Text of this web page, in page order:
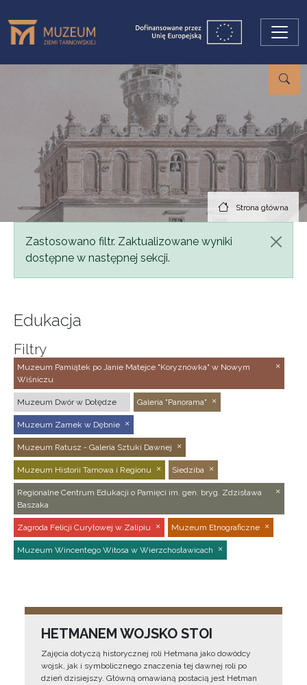
Strona główna
Komunikat
Zastosowano filtr. Zaktualizowane wyniki
dostępne w następnej sekcji.
Edukacja
Filtry
Muzeum Pamiątek po Janie Matejce "Koryznówka" w Nowym
Wiśniczu
Muzeum Dwór w Dołędze Galeria "Panorama"
Muzeum Zamek w Dębnie
Muzeum Ratusz - Galeria Sztuki Dawnej
Muzeum Historii Tarnowa i Regionu Siedziba
Regionalne Centrum Edukacji o Pamięci im. gen. bryg. Zdzisława
Baszaka
Zagroda Felicji Curyłowej w Zalipiu Muzeum Etnograficzne
Muzeum Wincentego Witosa w Wierzchosławicach
HETMANEM WOJSKO STOI
Zajęcia dotyczą historycznej roli Hetmana jako dowódcy
wojsk, jak i symbolicznego znaczenia tej dawnej roli po
dzień dzisiejszy. Główną omawianą postacią jest Hetman